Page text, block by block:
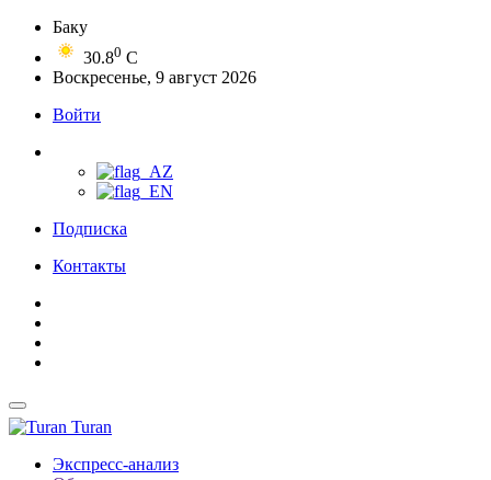
Баку
30.80 C
Воскресенье, 9 август 2026
Войти
Подписка
Контакты
Turan
Экспресс-анализ